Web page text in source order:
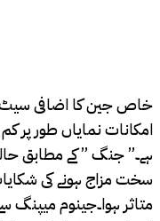
خاص جین کا اضافی سیٹ
امکانات نمایاں طور پر
سخت مزاج ہونے کی
متاثر ہوا۔جینوم